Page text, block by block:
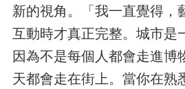
新的視角。「我一直覺得，
互動時才真正完整。城市是
因為不是每個人都會走進博
天都會走在街上。當你在熟